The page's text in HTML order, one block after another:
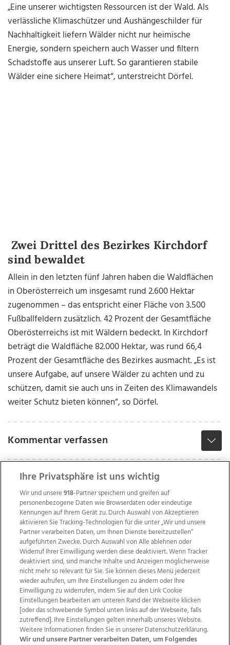
„Eine unserer wichtigsten Ressourcen ist der Wald. Als
verlässliche Klimaschützer und Aushängeschilder für
Nachhaltigkeit liefern Wälder nicht nur heimische
Energie, sondern speichern auch Wasser und filtern
Schadstoffe aus unserer Luft. So garantieren stabile
Wälder eine sichere Heimat“, unterstreicht Dörfel.
Zwei Drittel des Bezirkes Kirchdorf
sind bewaldet
Allein in den letzten fünf Jahren haben die Waldflächen
in Oberösterreich um insgesamt rund 2.600 Hektar
zugenommen – das entspricht einer Fläche von 3.500
Fußballfeldern zusätzlich. 42 Prozent der Gesamtfläche
Oberösterreichs ist mit Wäldern bedeckt. In Kirchdorf
beträgt die Waldfläche 82.000 Hektar, was rund 66,4
Prozent der Gesamtfläche des Bezirkes ausmacht. „Es ist
unsere Aufgabe, auf unsere Wälder zu achten und zu
schützen, damit sie auch uns in Zeiten des Klimawandels
weiter Schutz bieten können“, so Dörfel.
Kommentar verfassen
Wir über uns Mediadaten Kontakt
Jobs
Datenschutz
Impressum
AGB Anzeigekunden
AGB Website
Ehrenkodex Politische Werbung
Ihre Privatsphäre ist uns wichtig
Wir und unsere918-Partner speichern und greifen auf
personenbezogene Daten wie Browserdaten oder eindeutige
Kennungen auf Ihrem Gerät zu. Durch Auswahl von Akzeptieren
aktivieren Sie Tracking-Technologien für die unter „Wir und unsere
Partner verarbeiten Daten, um Ihnen Dienste bereitzustellen“
aufgeführten Zwecke. Durch Auswahl von Alle ablehnen oder
Widerruf Ihrer Einwilligung werden diese deaktiviert. Wenn Tracker
deaktiviert sind, sind manche Inhalte und Anzeigen möglicherweise
nicht mehr so relevant für Sie. Sie können dieses Menü jederzeit
wieder aufrufen, um Ihre Einstellungen zu ändern oder Ihre
Einwilligung zu widerrufen, indem Sie auf den Link Cookie
Einstellungen bearbeiten am unteren Rand der Webseite klicken
[oder das schwebende Symbol unten links auf der Webseite, falls
zutreffend]. Ihre Einstellungen gelten innerhalb unseres Website.
Weitere Informationen finden Sie in unserer Datenschutzerklärung.
Wir und unsere Partner verarbeiten Daten, um Folgendes